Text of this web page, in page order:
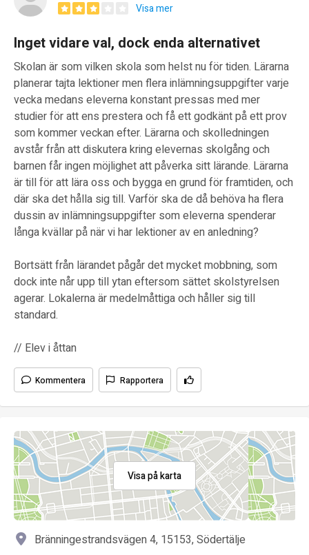
Visa mer
Inget vidare val, dock enda alternativet
Skolan är som vilken skola som helst nu för tiden. Lärarna
planerar tajta lektioner men flera inlämningsuppgifter varje
vecka medans eleverna konstant pressas med mer
studier för att ens prestera och få ett godkänt på ett prov
som kommer veckan efter. Lärarna och skolledningen
avstår från att diskutera kring elevernas skolgång och
barnen får ingen möjlighet att påverka sitt lärande. Lärarna
är till för att lära oss och bygga en grund för framtiden, och
där ska det hålla sig till. Varför ska de då behöva ha flera
dussin av inlämningsuppgifter som eleverna spenderar
långa kvällar på när vi har lektioner av en anledning?
Bortsätt från lärandet pågår det mycket mobbning, som
dock inte når upp till ytan eftersom sättet skolstyrelsen
agerar. Lokalerna är medelmåttiga och håller sig till
standard.
// Elev i åttan
Kommentera Rapportera
Visa på karta
Bränningestrandsvägen 4, 15153, Södertälje